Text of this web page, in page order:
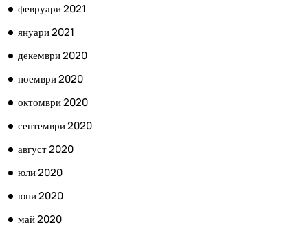
февруари 2021
януари 2021
декември 2020
ноември 2020
октомври 2020
септември 2020
август 2020
юли 2020
юни 2020
май 2020